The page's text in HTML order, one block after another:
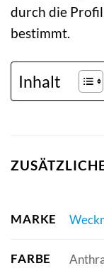
durch die
bestimmt.
Inhalt
MARKE
FARBE